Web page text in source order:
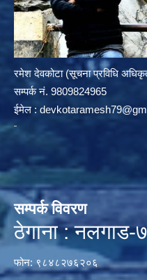
रमेश देवकोटा (सूचना प्रविधि
सम्पर्क न‌ं. 9809824965
ईमेल :
सम्पर्क विवरण
ठेगाना : नलगाड-
फोन: ९८४८२७६२०६